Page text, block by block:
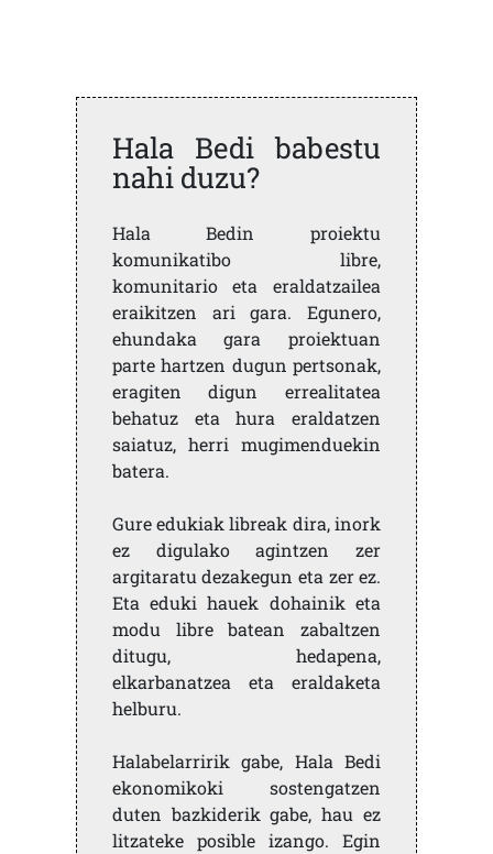
Hala Bedi babestu
nahi duzu?
Hala Bedin proiektu
komunikatibo libre,
komunitario eta eraldatzailea
eraikitzen ari gara. Egunero,
ehundaka gara proiektuan
parte hartzen dugun pertsonak,
eragiten digun errealitatea
behatuz eta hura eraldatzen
saiatuz, herri mugimenduekin
batera.
Gure edukiak libreak dira, inork
ez digulako agintzen zer
argitaratu dezakegun eta zer ez.
Eta eduki hauek dohainik eta
modu libre batean zabaltzen
ditugu, hedapena,
elkarbanatzea eta eraldaketa
helburu.
Halabelarririk gabe, Hala Bedi
ekonomikoki sostengatzen
duten bazkiderik gabe, hau ez
litzateke posible izango. Egin